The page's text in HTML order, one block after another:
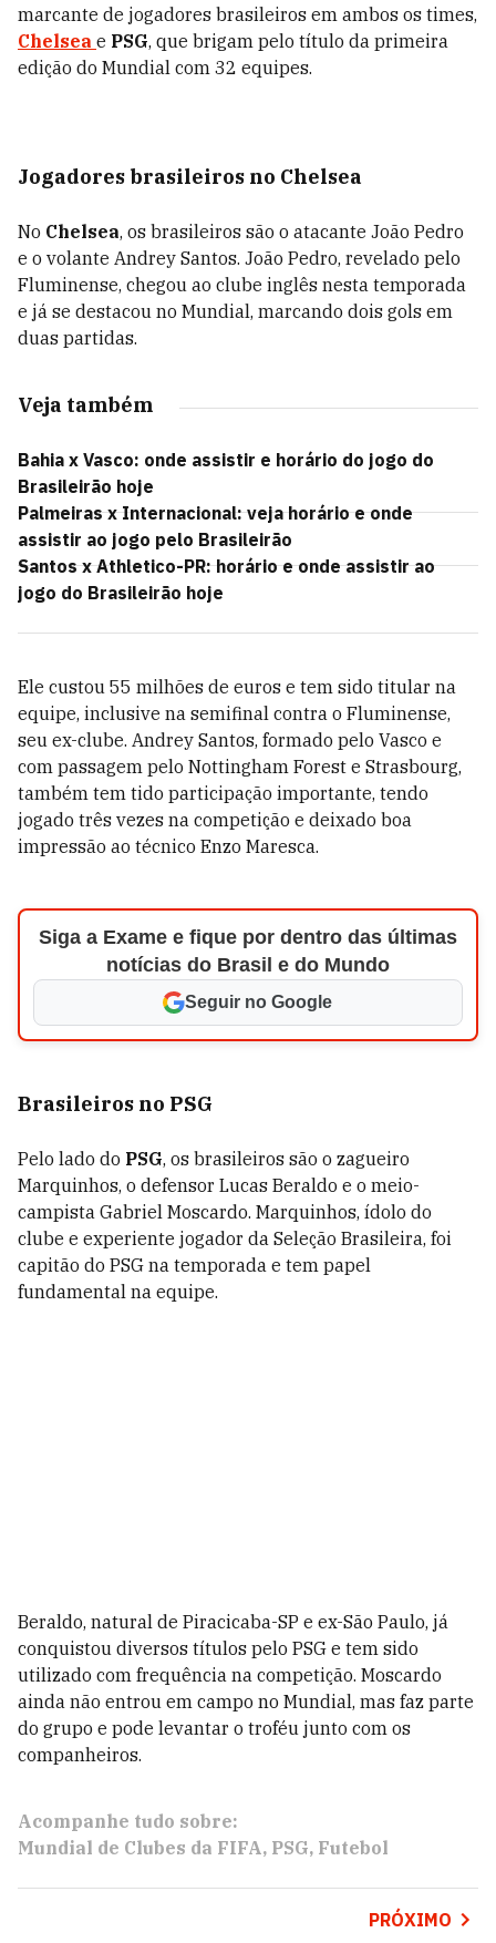
marcante de jogadores brasileiros em ambos os times,
Chelsea e PSG, que brigam pelo título da primeira
edição do Mundial com 32 equipes.
Jogadores brasileiros no Chelsea
No Chelsea, os brasileiros são o atacante João Pedro
e o volante Andrey Santos. João Pedro, revelado pelo
Fluminense, chegou ao clube inglês nesta temporada
e já se destacou no Mundial, marcando dois gols em
duas partidas.
Veja também
Bahia x Vasco: onde assistir e horário do jogo do
Brasileirão hoje
Palmeiras x Internacional: veja horário e onde
assistir ao jogo pelo Brasileirão
Santos x Athletico-PR: horário e onde assistir ao
jogo do Brasileirão hoje
Ele custou 55 milhões de euros e tem sido titular na
equipe, inclusive na semifinal contra o Fluminense,
seu ex-clube. Andrey Santos, formado pelo Vasco e
com passagem pelo Nottingham Forest e Strasbourg,
também tem tido participação importante, tendo
jogado três vezes na competição e deixado boa
impressão ao técnico Enzo Maresca.
Siga a Exame e fique por dentro das últimas
notícias do Brasil e do Mundo
Seguir no Google
Brasileiros no PSG
Pelo lado do PSG, os brasileiros são o zagueiro
Marquinhos, o defensor Lucas Beraldo e o meio-
campista Gabriel Moscardo. Marquinhos, ídolo do
clube e experiente jogador da Seleção Brasileira, foi
capitão do PSG na temporada e tem papel
fundamental na equipe.
Beraldo, natural de Piracicaba-SP e ex-São Paulo, já
conquistou diversos títulos pelo PSG e tem sido
utilizado com frequência na competição. Moscardo
ainda não entrou em campo no Mundial, mas faz parte
do grupo e pode levantar o troféu junto com os
companheiros.
Acompanhe tudo sobre:
Mundial de Clubes da FIFA PSG Futebol
PRÓXIMO